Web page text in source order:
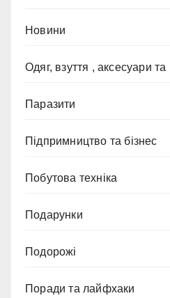
Новини
Одяг, взуття , аксесуари
Паразити
Підпримництво та бізнес
Побутова техніка
Подарунки
Подорожі
Поради та лайфхаки